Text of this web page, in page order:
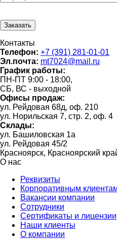
Контакты
Телефон: +7 (391) 281-01-01
Эл.почта: mt7024@mail.ru
График работы:
ПН-ПТ 9:00 - 18:00,
СБ, ВС - выходной
Офисы продаж:
ул. Рейдовая 68д, оф. 210
ул. Норильская 7, стр. 2, оф. 4
Склады:
ул. Башиловская 1а
ул. Рейдовая 45/2
Красноярск, Красноярский
О нас
Реквизиты
Корпоративным
Вакансии компании
Сотрудники
Сертификаты и лицензии
Наши клиенты
О компании